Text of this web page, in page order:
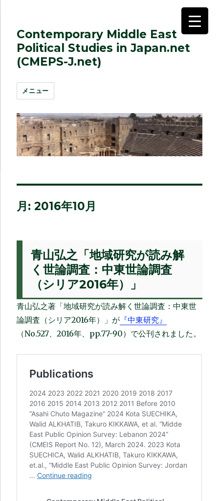
Contemporary Middle East
Political Studies in Japan.net
(CMEPS-J.net)
メニュー
月:2016年10月
青山弘之「地域研究が読み解
く世論調査：中東世論調査
（シリア2016年）」
青山弘之著「地域研究が読み解く世論調査：中東世
論調査（シリア2016年）」が 『中東研究』
（No.527、2016年、pp.77-90）で公刊されました。